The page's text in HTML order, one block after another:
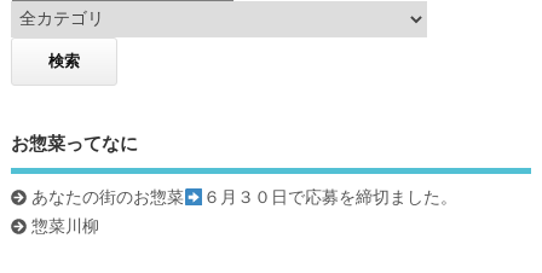
お惣菜ってなに
あなたの街のお惣菜
６月３０日で応募を締切ました。
惣菜川柳